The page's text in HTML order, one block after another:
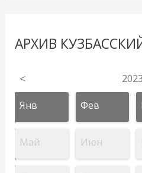
АРХИВ
< 2023
Янв Фев
Май Июн